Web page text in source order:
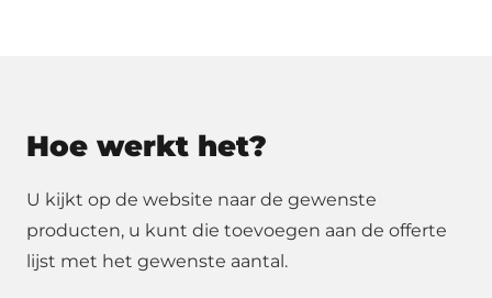
Hoe werkt het?
U kijkt op de website naar de gewenste
producten, u kunt die toevoegen aan de offerte
lijst met het gewenste aantal.